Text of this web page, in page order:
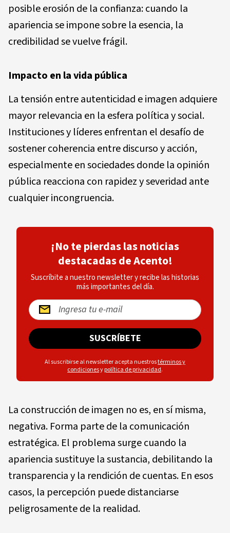
posible erosión de la confianza: cuando la
apariencia se impone sobre la esencia, la
credibilidad se vuelve frágil.
Impacto en la vida pública
La tensión entre autenticidad e imagen adquiere
mayor relevancia en la esfera política y social.
Instituciones y líderes enfrentan el desafío de
sostener coherencia entre discurso y acción,
especialmente en sociedades donde la opinión
pública reacciona con rapidez y severidad ante
cualquier incongruencia.
¡No te pierdas las noticias
destacadas de Acento!
Suscríbite a nuestro newsletter y recibe las historias
más importantes del día.
SUSCRÍBETE
Al suscribirse al newsletter acepta nuestrostérminos y
condicionesypolítica de privacidad.
La construcción de imagen no es, en sí misma,
negativa. Forma parte de la comunicación
estratégica. El problema surge cuando la
apariencia sustituye la sustancia, debilitando la
transparencia y la rendición de cuentas. En esos
casos, la percepción puede distanciarse
peligrosamente de la realidad.